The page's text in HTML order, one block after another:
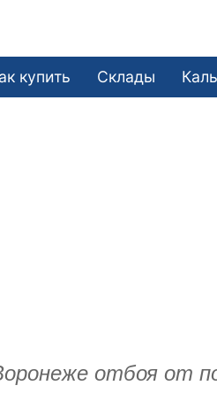
купить Склады
отбоя от